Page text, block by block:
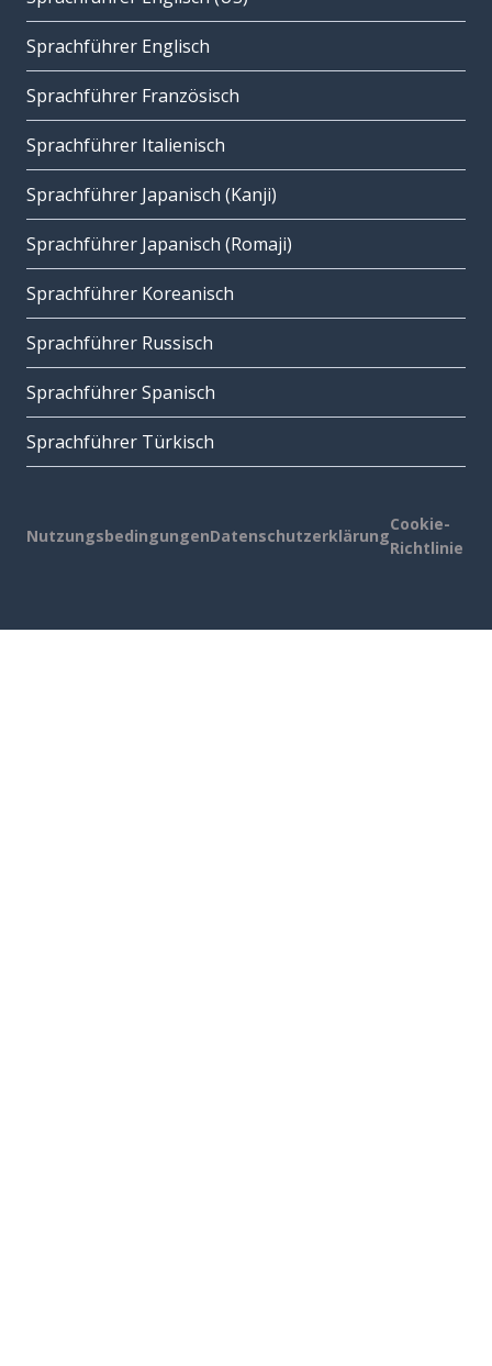
Sprachführer Englisch
Sprachführer Französisch
Sprachführer Italienisch
Sprachführer Japanisch (Kanji)
Sprachführer Japanisch (Romaji)
Sprachführer Koreanisch
Sprachführer Russisch
Sprachführer Spanisch
Sprachführer Türkisch
NutzungsbedingungenDatenschutzerklärung
Cookie-
Richtlinie